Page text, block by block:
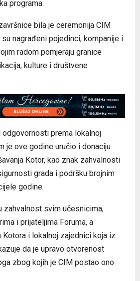
programa.
bila je ceremonija CIM
nagrađeni pojedinci, kompanije i
radom pomjeraju granice
kulture i društvene
odgovornosti prema lokalnoj
je ove godine uručio i donaciju
Kotor, kao znak zahvalnosti
grada i podršku brojnim
godine.
zahvalnost svim učesnicima,
i prijateljima Foruma, a
i lokalnoj zajednici koja iz
da je upravo otvorenost
zbog kojih je CIM postao ono